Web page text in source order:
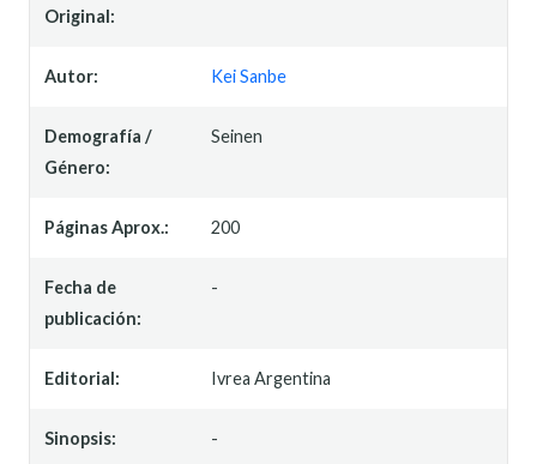
Original:
Autor: Kei Sanbe
Demografía /
Género:
Seinen
Páginas Aprox.: 200
Fecha de
publicación:
-
Editorial: Ivrea Argentina
Sinopsis: -